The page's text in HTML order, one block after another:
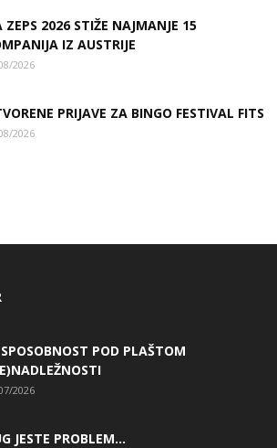
ZEPS 2026 STIŽE NAJMANJE 15
IZ AUSTRIJE
2026
PRIJAVE ZA BINGO FESTIVAL FITS
2026
POD PLAŠTOM
2026
JESTE PROBLEM…